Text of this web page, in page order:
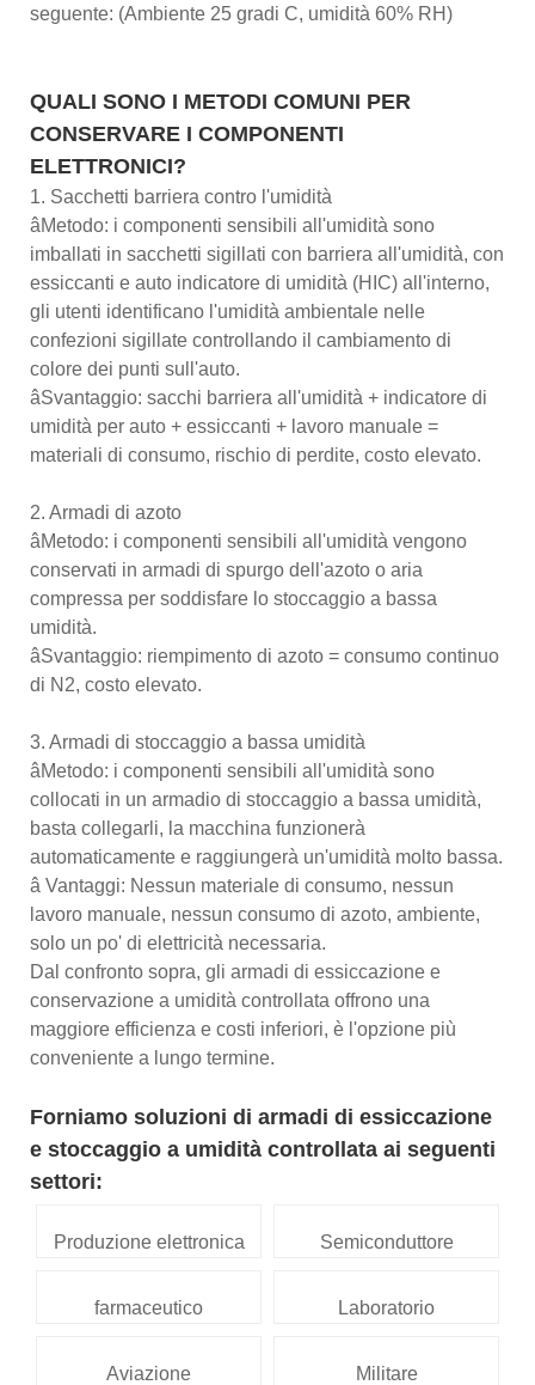
seguente: (Ambiente 25 gradi C, umidità 60% RH)
QUALI SONO I METODI COMUNI PER
CONSERVARE I COMPONENTI
ELETTRONICI?
1. Sacchetti barriera contro l'umidità
âMetodo: i componenti sensibili all'umidità sono
imballati in sacchetti sigillati con barriera all'umidità, con
essiccanti e auto indicatore di umidità (HIC) all'interno,
gli utenti identificano l'umidità ambientale nelle
confezioni sigillate controllando il cambiamento di
colore dei punti sull'auto.
âSvantaggio: sacchi barriera all'umidità + indicatore di
umidità per auto + essiccanti + lavoro manuale =
materiali di consumo, rischio di perdite, costo elevato.
2. Armadi di azoto
âMetodo: i componenti sensibili all'umidità vengono
conservati in armadi di spurgo dell'azoto o aria
compressa per soddisfare lo stoccaggio a bassa
umidità.
âSvantaggio: riempimento di azoto = consumo continuo
di N2, costo elevato.
3. Armadi di stoccaggio a bassa umidità
âMetodo: i componenti sensibili all'umidità sono
collocati in un armadio di stoccaggio a bassa umidità,
basta collegarli, la macchina funzionerà
automaticamente e raggiungerà un'umidità molto bassa.
â Vantaggi: Nessun materiale di consumo, nessun
lavoro manuale, nessun consumo di azoto, ambiente,
solo un po' di elettricità necessaria.
Dal confronto sopra, gli armadi di essiccazione e
conservazione a umidità controllata offrono una
maggiore efficienza e costi inferiori, è l'opzione più
conveniente a lungo termine.
Forniamo soluzioni di armadi di essiccazione
e stoccaggio a umidità controllata ai seguenti
settori:
Produzione elettronica Semiconduttore
farmaceutico Laboratorio
Aviazione Militare